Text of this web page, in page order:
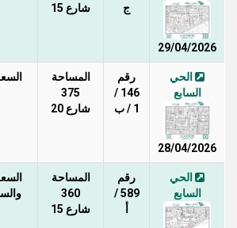
29/04/2026
ج
شارع 15
الحي
السابع
28/04/2026
رقم
146 /
1 / ب
المساحة
375
شارع 20
الحي
السابع
رقم
589 /
المساحة
360
شارع 15